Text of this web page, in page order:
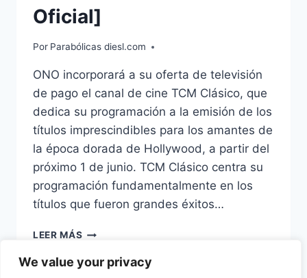
We value your privacy
Oficial]
Por Parabólicas diesl.com
ONO incorporará a su oferta de televisión
de pago el canal de cine TCM Clásico, que
dedica su programación a la emisión de los
títulos imprescindibles para los amantes de
la época dorada de Hollywood, a partir del
próximo 1 de junio. TCM Clásico centra su
programación fundamentalmente en los
títulos que fueron grandes éxitos…
LEER MÁS ONO
TCM